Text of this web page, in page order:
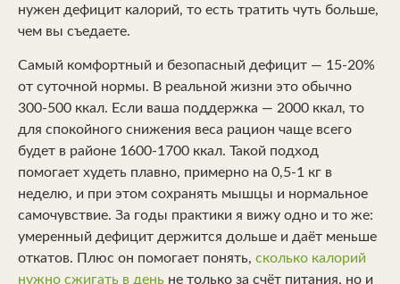
нужен дефицит калорий, то есть тратить чуть больше,
чем вы съедаете.
Самый комфортный и безопасный дефицит — 15-20%
от суточной нормы. В реальной жизни это обычно
300-500 ккал. Если ваша поддержка — 2000 ккал, то
для спокойного снижения веса рацион чаще всего
будет в районе 1600-1700 ккал. Такой подход
помогает худеть плавно, примерно на 0,5-1 кг в
неделю, и при этом сохранять мышцы и нормальное
самочувствие. За годы практики я вижу одно и то же:
умеренный дефицит держится дольше и даёт меньше
откатов. Плюс он помогает понять, сколько калорий
нужно сжигать в день не только за счёт питания, но и